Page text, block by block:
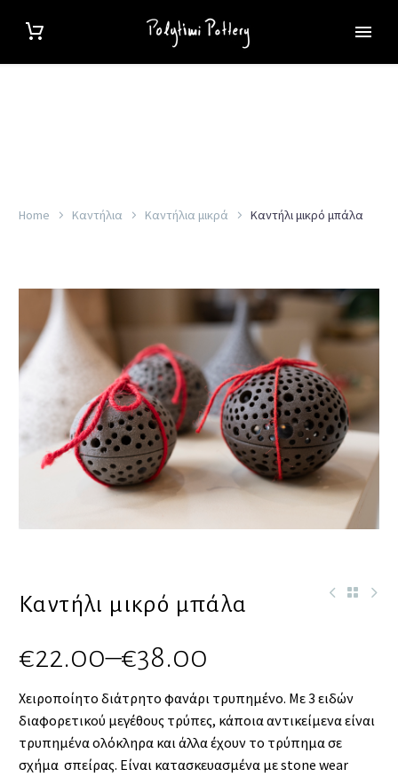
Home Καντήλια Καντήλια μικρά Καντήλι μικρό μπάλα
Καντήλι μικρό μπάλα
€22.00–€38.00
Χειροποίητο διάτρητο φανάρι τρυπημένο. Με 3 ειδών
διαφορετικού μεγέθους τρύπες, κάποια αντικείμενα είναι
τρυπημένα ολόκληρα και άλλα έχουν το τρύπημα σε
σχήμα σπείρας. Είναι κατασκευασμένα με stone wear